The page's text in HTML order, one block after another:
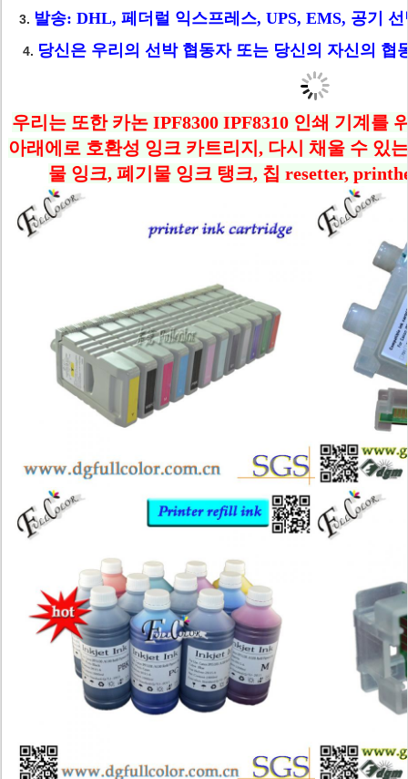
3. 발송: DHL, 페더럴 익스프레스, UPS, EMS, 공기
4. 당신은 우리의 선박 협동자 또는 당신의 자신의 협
우리는 또한 카논 IPF8300 IPF8310 인쇄 기계를
아래에로 호환성 잉크 카트리지, 다시 채울 수 있
물 잉크, 폐기물 잉크 탱크, 칩 resetter,